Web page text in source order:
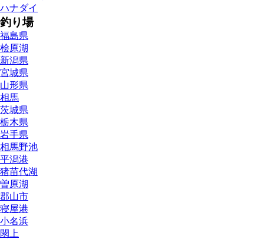
ハナダイ
釣り場
福島県
桧原湖
新潟県
宮城県
山形県
相馬
茨城県
栃木県
岩手県
相馬野池
平潟港
猪苗代湖
曽原湖
郡山市
寝屋港
小名浜
閖上